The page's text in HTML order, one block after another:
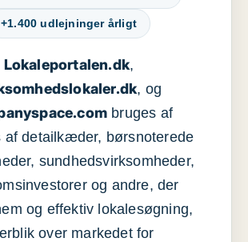
+1.400 udlejninger årligt
Lokaleportalen.dk,
, og
bruges af
af detailkæder, børsnoterede
sundhedsvirksomheder,
og andre, der
og effektiv lokalesøgning,
over markedet for